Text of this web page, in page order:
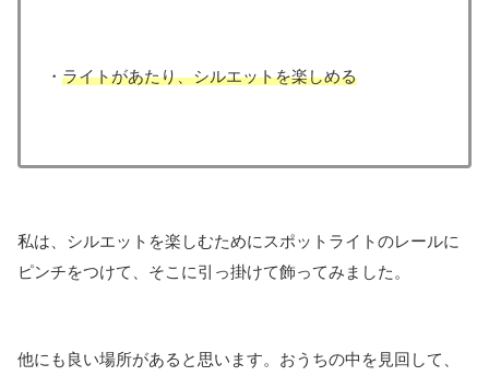
・ ライトがあたり、シルエットを楽しめる
私は、シルエットを楽しむためにスポットライトのレールに
ピンチをつけて、そこに引っ掛けて飾ってみました。
他にも良い場所があると思います。おうちの中を見回して、